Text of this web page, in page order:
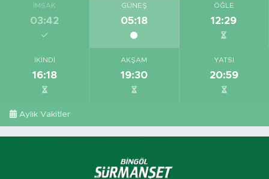
İMSAK
03:42
GÜNEŞ
05:18
ÖĞLE
12:29
İKINDI
16:18
AKŞAM
19:30
YATSI
20:59
Aylık Vakitler